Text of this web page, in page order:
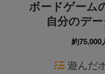
じっくり表示
商品名、商品説明文、デザ
対象年齢を指定します。
ボードゲーム
自分のデ
約75,000
遊んだ